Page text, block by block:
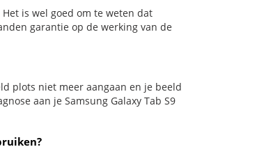
is wel goed om te weten dat
garantie op de werking van de
plots niet meer aangaan en je beeld
aan je Samsung Galaxy Tab S9